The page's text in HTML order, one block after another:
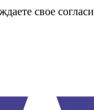
свое